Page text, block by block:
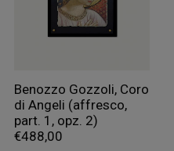
Benozzo Gozzoli, Coro
di Angeli (affresco,
part. 1, opz. 2)
€488,00